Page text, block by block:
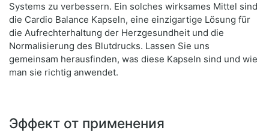
Systems zu verbessern. Ein solches wirksames Mittel sind
die Cardio Balance Kapseln, eine einzigartige Lösung für
die Aufrechterhaltung der Herzgesundheit und die
Normalisierung des Blutdrucks. Lassen Sie uns
gemeinsam herausfinden, was diese Kapseln sind und wie
man sie richtig anwendet.
Эффект от применения